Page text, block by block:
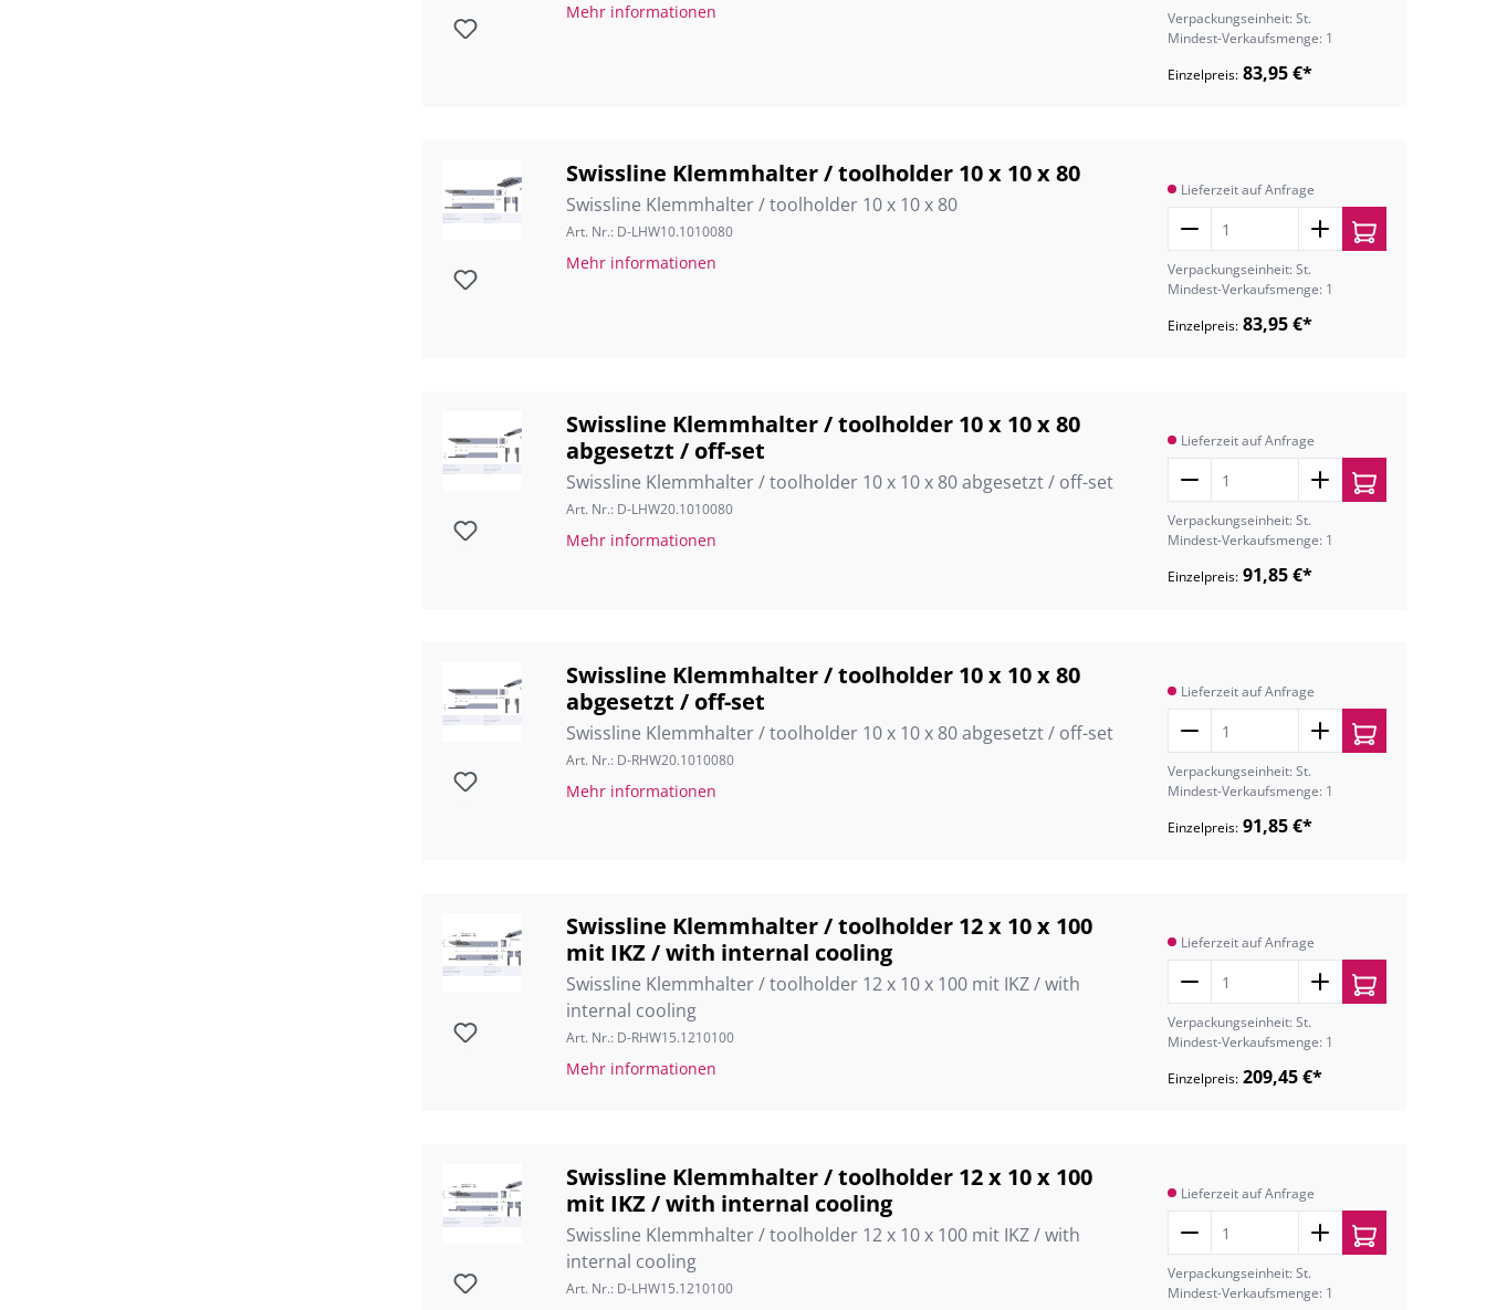
Mehr informationen
Verpackungseinheit: St.
Mindest-Verkaufsmenge: 1
Einzelpreis: 83,95 €*
Swissline Klemmhalter / toolholder 10 x 10 x 80
Swissline Klemmhalter / toolholder 10 x 10 x 80
Art. Nr.: D-LHW10.1010080
Mehr informationen
Lieferzeit auf Anfrage
Verpackungseinheit: St.
Mindest-Verkaufsmenge: 1
Einzelpreis: 83,95 €*
Swissline Klemmhalter / toolholder 10 x 10 x 80
abgesetzt / off-set
Swissline Klemmhalter / toolholder 10 x 10 x 80 abgesetzt / off-set
Art. Nr.: D-LHW20.1010080
Mehr informationen
Lieferzeit auf Anfrage
Verpackungseinheit: St.
Mindest-Verkaufsmenge: 1
Einzelpreis: 91,85 €*
Swissline Klemmhalter / toolholder 10 x 10 x 80
abgesetzt / off-set
Swissline Klemmhalter / toolholder 10 x 10 x 80 abgesetzt / off-set
Art. Nr.: D-RHW20.1010080
Mehr informationen
Lieferzeit auf Anfrage
Verpackungseinheit: St.
Mindest-Verkaufsmenge: 1
Einzelpreis: 91,85 €*
Swissline Klemmhalter / toolholder 12 x 10 x 100
mit IKZ / with internal cooling
Swissline Klemmhalter / toolholder 12 x 10 x 100 mit IKZ / with
internal cooling
Art. Nr.: D-RHW15.1210100
Mehr informationen
Lieferzeit auf Anfrage
Verpackungseinheit: St.
Mindest-Verkaufsmenge: 1
Einzelpreis: 209,45 €*
Swissline Klemmhalter / toolholder 12 x 10 x 100
mit IKZ / with internal cooling
Swissline Klemmhalter / toolholder 12 x 10 x 100 mit IKZ / with
internal cooling
Art. Nr.: D-LHW15.1210100
Lieferzeit auf Anfrage
Verpackungseinheit: St.
Mindest-Verkaufsmenge: 1